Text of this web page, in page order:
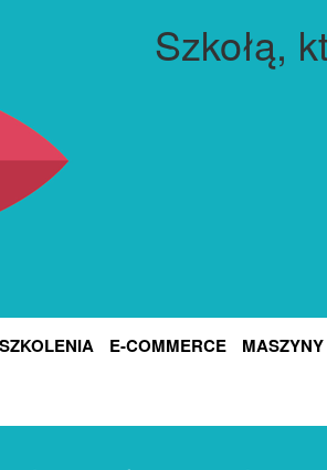
Szkołą,
SZKOLENIA E-COMMERCE MASZYNY